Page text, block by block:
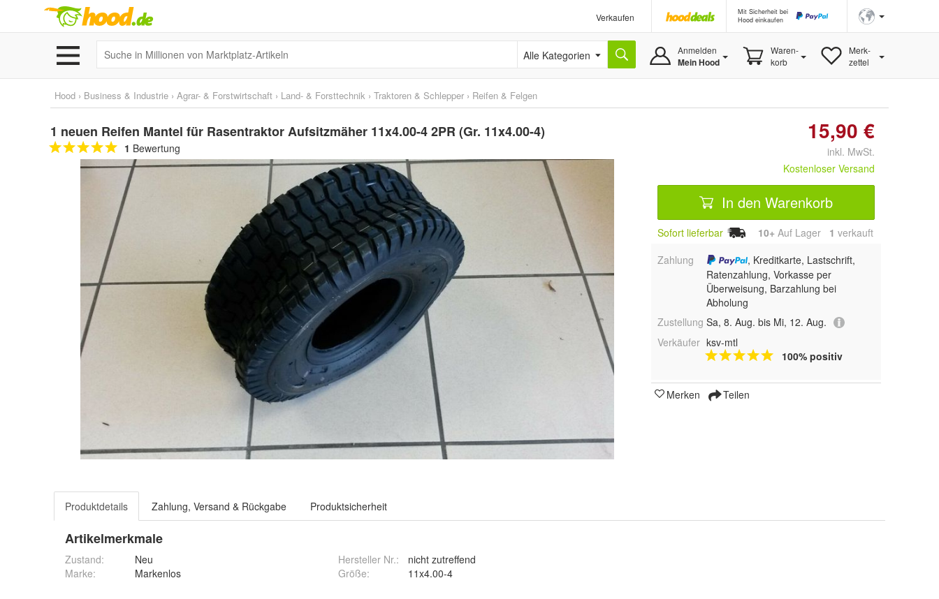
Verkaufen
Mit Sicherheit bei
Hood einkaufen
Alle Kategorien Anmelden
Mein Hood
Waren-
korb
Merk-
zettel
Hood › Business & Industrie › Agrar- & Forstwirtschaft › Land- & Forsttechnik › Traktoren & Schlepper › Reifen & Felgen
1 neuen Reifen Mantel für Rasentraktor Aufsitzmäher 11x4.00-4 2PR (Gr. 11x4.00-4)
1 Bewertung
15,90 €
inkl. MwSt.
Kostenloser Versand
In den Warenkorb
Sofort lieferbar 10+ Auf Lager 1 verkauft
Zahlung
, Kreditkarte, Lastschrift,
Ratenzahlung, Vorkasse per
Überweisung, Barzahlung bei
Abholung
Zustellung Sa, 8. Aug. bis Mi, 12. Aug.
Verkäufer ksv-mtl
100% positiv
Merken Teilen
Produktdetails Zahlung, Versand & Rückgabe Produktsicherheit
Artikelmerkmale
Zustand:
Neu
Marke:
Markenlos
Hersteller Nr.:
nicht zutreffend
Größe: 11x4.00-4